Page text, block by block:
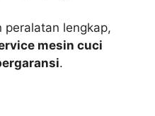
peralatan lengkap,
mesin cuci
.